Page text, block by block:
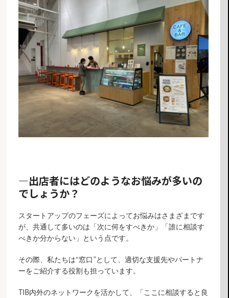
―出店者にはどのようなお悩みが多いの
でしょうか？
スタートアップのフェーズによってお悩みはさまざまです
が、共通して多いのは「次に何をすべきか」「誰に相談す
べきか分からない」という点です。
その際、私たちは“窓口”として、適切な支援先やパートナ
ーをご紹介する役割も担っています。
TIB内外のネットワークを活かして、「ここに相談すると良